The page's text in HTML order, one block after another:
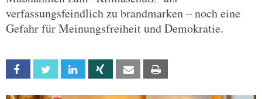
verfassungsfeindlich zu brandmarken – noch eine
Gefahr für Meinungsfreiheit und Demokratie.
Facebook Twitter Linkedin Xing Email